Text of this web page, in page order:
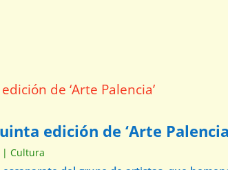
edición de ‘Arte
|Cultura